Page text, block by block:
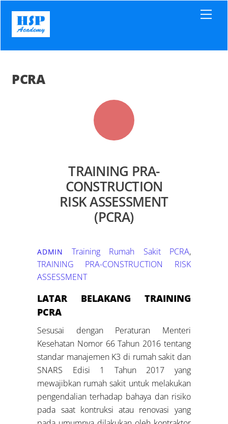
content
PCRA
TRAINING PRA-
CONSTRUCTION
RISK ASSESSMENT
(PCRA)
ADMIN Training Rumah Sakit PCRA,
TRAINING PRA-CONSTRUCTION RISK
ASSESSMENT
LATAR BELAKANG TRAINING
PCRA
Sesusai dengan Peraturan Menteri
Kesehatan Nomor 66 Tahun 2016 tentang
standar manajemen K3 di rumah sakit dan
SNARS Edisi 1 Tahun 2017 yang
mewajibkan rumah sakit untuk melakukan
pengendalian terhadap bahaya dan risiko
pada saat kontruksi atau renovasi yang